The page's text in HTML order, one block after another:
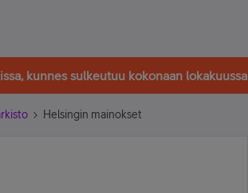
kunnes sulkeutuu kokonaan lokakuussa
Helsingin mainokset